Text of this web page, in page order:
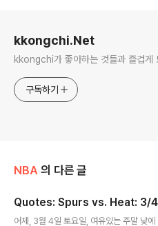
kkongchi.Net
kkongchi가 좋아하는 것들과 즐겁게
구독하기
NBA 의 다른 글
Quotes: Spurs vs. Heat: 3/
어제, 3월 4일 토요일, 여유있는 주말 낮에